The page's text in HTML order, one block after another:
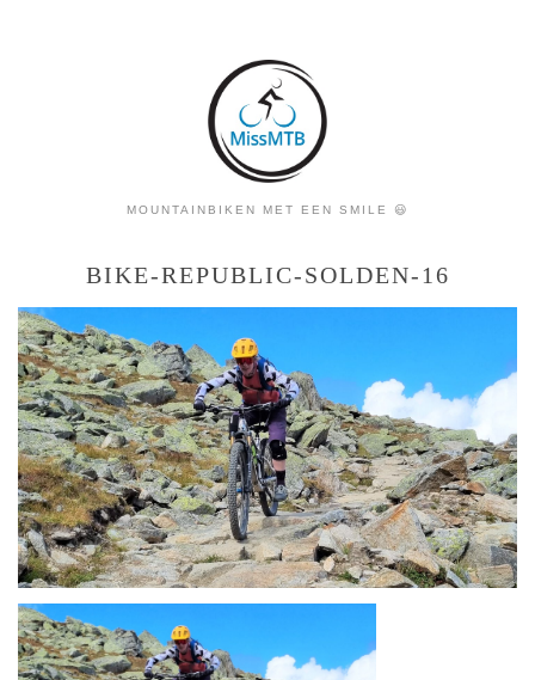
MOUNTAINBIKEN MET EEN SMILE 😃
BIKE-REPUBLIC-SOLDEN-16